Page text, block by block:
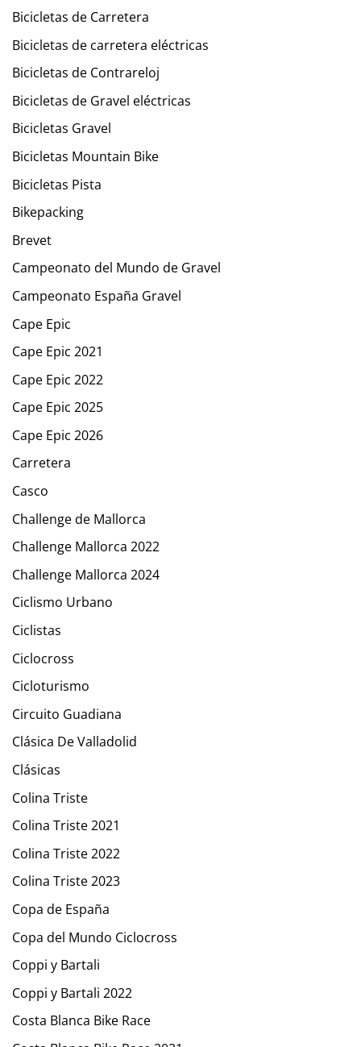
Bicicletas de Carretera
Bicicletas de carretera eléctricas
Bicicletas de Contrareloj
Bicicletas de Gravel eléctricas
Bicicletas Gravel
Bicicletas Mountain Bike
Bicicletas Pista
Bikepacking
Brevet
Campeonato del Mundo de Gravel
Campeonato España Gravel
Cape Epic
Cape Epic 2021
Cape Epic 2022
Cape Epic 2025
Cape Epic 2026
Carretera
Casco
Challenge de Mallorca
Challenge Mallorca 2022
Challenge Mallorca 2024
Ciclismo Urbano
Ciclistas
Ciclocross
Cicloturismo
Circuito Guadiana
Clásica De Valladolid
Clásicas
Colina Triste
Colina Triste 2021
Colina Triste 2022
Colina Triste 2023
Copa de España
Copa del Mundo Ciclocross
Coppi y Bartali
Coppi y Bartali 2022
Costa Blanca Bike Race